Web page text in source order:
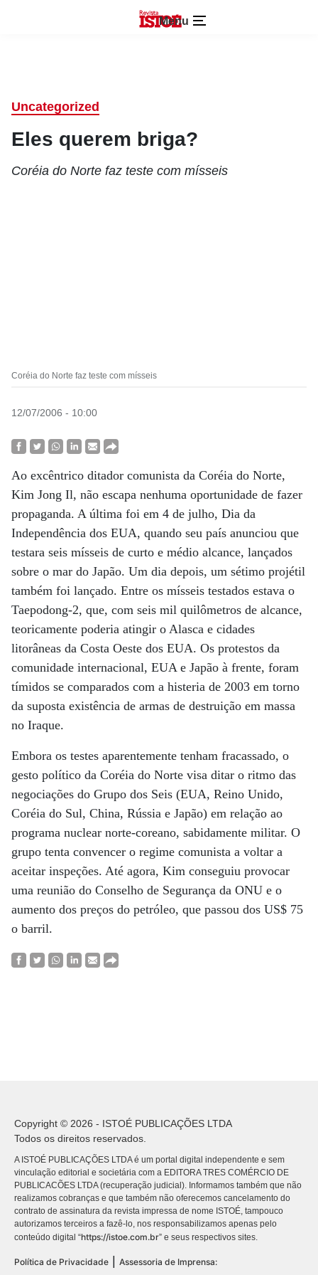
Menu
Uncategorized
Eles querem briga?
Coréia do Norte faz teste com mísseis
Coréia do Norte faz teste com mísseis
12/07/2006 - 10:00
Ao excêntrico ditador comunista da Coréia do Norte,
Kim Jong Il, não escapa nenhuma oportunidade de fazer
propaganda. A última foi em 4 de julho, Dia da
Independência dos EUA, quando seu país anunciou que
testara seis mísseis de curto e médio alcance, lançados
sobre o mar do Japão. Um dia depois, um sétimo projétil
também foi lançado. Entre os mísseis testados estava o
Taepodong-2, que, com seis mil quilômetros de alcance,
teoricamente poderia atingir o Alasca e cidades
litorâneas da Costa Oeste dos EUA. Os protestos da
comunidade internacional, EUA e Japão à frente, foram
tímidos se comparados com a histeria de 2003 em torno
da suposta existência de armas de destruição em massa
no Iraque.
Embora os testes aparentemente tenham fracassado, o
gesto político da Coréia do Norte visa ditar o ritmo das
negociações do Grupo dos Seis (EUA, Reino Unido,
Coréia do Sul, China, Rússia e Japão) em relação ao
programa nuclear norte-coreano, sabidamente militar. O
grupo tenta convencer o regime comunista a voltar a
aceitar inspeções. Até agora, Kim conseguiu provocar
uma reunião do Conselho de Segurança da ONU e o
aumento dos preços do petróleo, que passou dos US$ 75
o barril.
Copyright © 2026 - ISTOÉ PUBLICAÇÕES LTDA
Todos os direitos reservados.
A ISTOÉ PUBLICAÇÕES LTDA é um portal digital independente e sem
vinculação editorial e societária com a EDITORA TRES COMÉRCIO DE
PUBLICACÕES LTDA (recuperação judicial). Informamos também que não
realizamos cobranças e que também não oferecemos cancelamento do
contrato de assinatura da revista impressa de nome ISTOÉ, tampouco
autorizamos terceiros a fazê-lo, nos responsabilizamos apenas pelo
conteúdo digital “https://istoe.com.br” e seus respectivos sites.
Política de Privacidade Assessoria de Imprensa: